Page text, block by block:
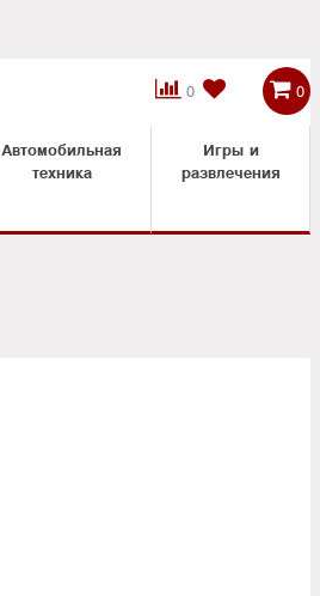
0

 0
Автомобильная
техника
Игры и
развлечения